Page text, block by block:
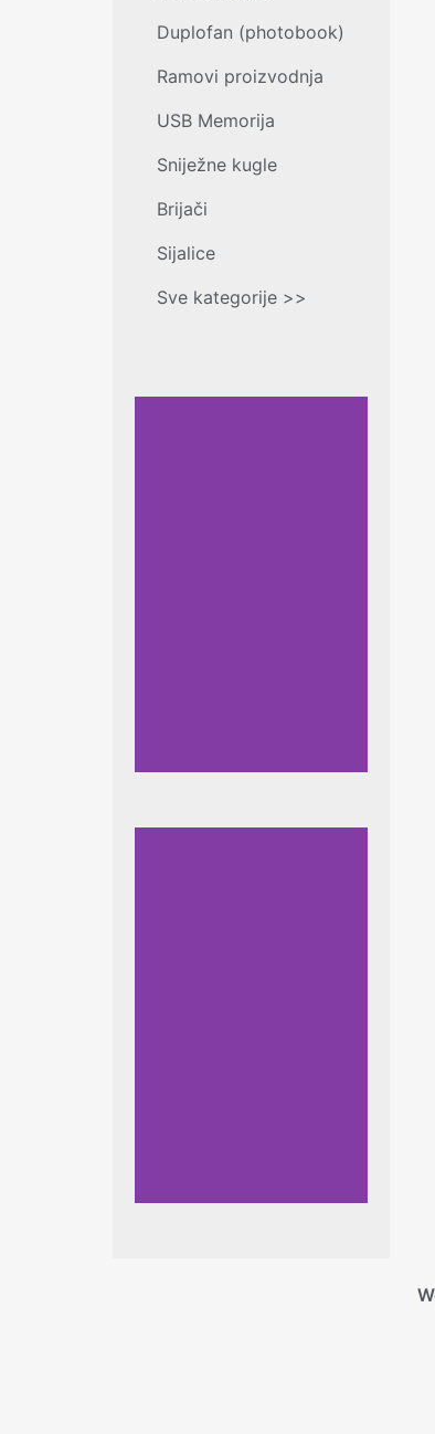
Duplofan (photobook)
Ramovi proizvodnja
USB Memorija
Sniježne kugle
Brijači
Sijalice
Sve kategorije >>